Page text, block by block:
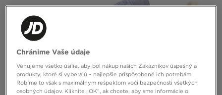
Chránime Vaše údaje
Venujeme všetko úsilie, aby bol nákup našich Zákazníkov úspešný a
produkty, ktoré si vyberajú – najlepšie prispôsobené ich potrebám.
Robíme to však s maximálnym rešpektom voči bezpečnosti všetkých
osobných údajov. Kliknite „OK”, ak chcete, aby sme informácie o